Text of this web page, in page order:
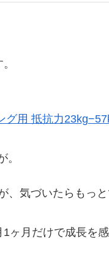
用 抵抗力
、気づいたらもっ
ヶ月だけで成長を